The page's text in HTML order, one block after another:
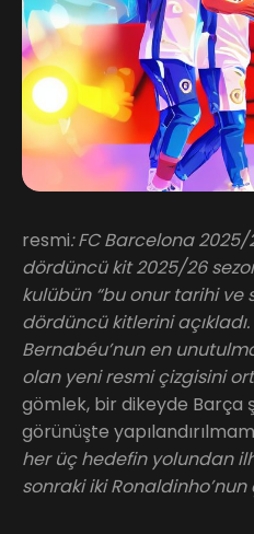
resmi: FC Barcelona
dördüncü kit 2025/26
kulübün “bu onur tarihi ve
dördüncü kitlerini açıkladı.
Bernabéu’nun en
olan yeni resmi çizgisini
gömlek, bir dikeyde Barça
görünüşte
her üç hedefin yolundan
sonraki iki Ronaldinho’nun